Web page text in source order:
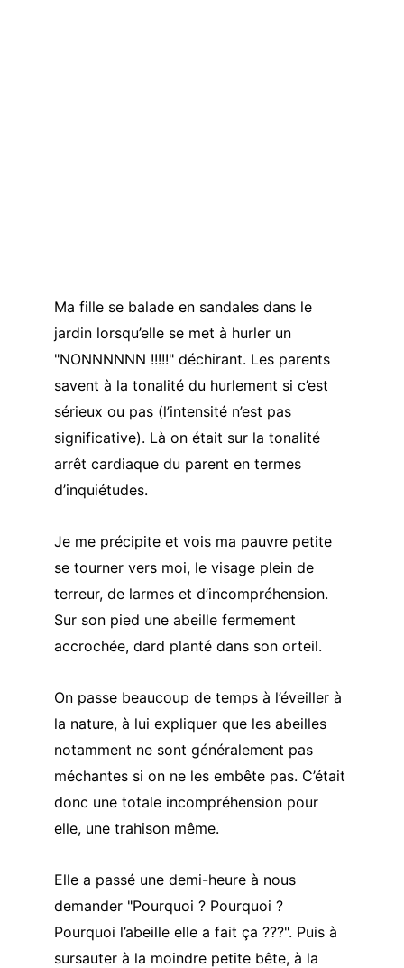
Ma fille se balade en sandales dans le
jardin lorsqu’elle se met à hurler un
"NONNNNNN !!!!!" déchirant. Les parents
savent à la tonalité du hurlement si c’est
sérieux ou pas (l’intensité n’est pas
significative). Là on était sur la tonalité
arrêt cardiaque du parent en termes
d’inquiétudes.
Je me précipite et vois ma pauvre petite
se tourner vers moi, le visage plein de
terreur, de larmes et d’incompréhension.
Sur son pied une abeille fermement
accrochée, dard planté dans son orteil.
On passe beaucoup de temps à l’éveiller à
la nature, à lui expliquer que les abeilles
notamment ne sont généralement pas
méchantes si on ne les embête pas. C’était
donc une totale incompréhension pour
elle, une trahison même.
Elle a passé une demi-heure à nous
demander "Pourquoi ? Pourquoi ?
Pourquoi l’abeille elle a fait ça ???". Puis à
sursauter à la moindre petite bête, à la